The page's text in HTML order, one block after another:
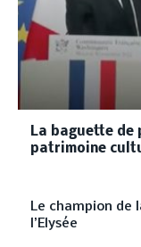
La baguette
patrimoine
Le champion de
l’Elysée